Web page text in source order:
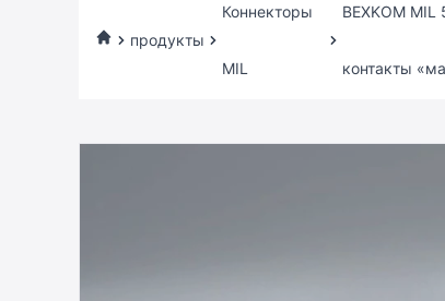
продукты
Коннекторы
MIL
BEXKOM
контакты